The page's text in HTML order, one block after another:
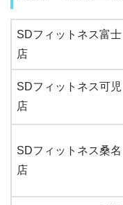
SDフィットネス富士
店
SDフィットネス可児
店
SDフィットネス桑名
店